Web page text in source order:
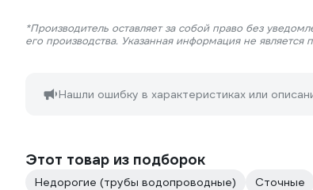
*Производитель оставляет за собой право без
его производства. Указанная информация не является
Нашли ошибку в характеристиках или
Этот товар из подборок
Недорогие (трубы водопроводные) Сточные